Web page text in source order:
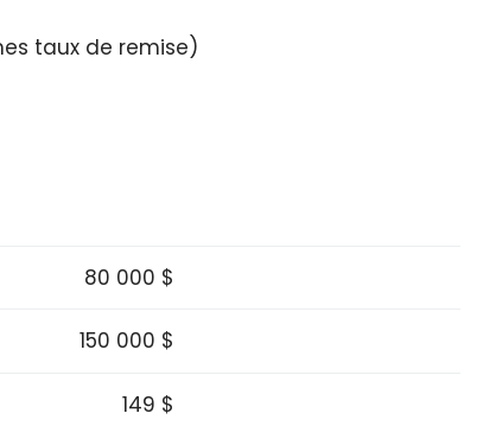
taux de remise)
80 000 $
150 000 $
149 $